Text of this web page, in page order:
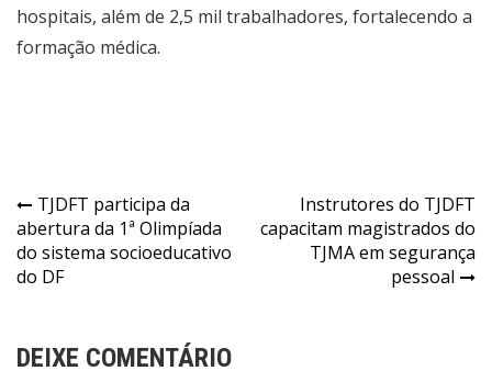
hospitais, além de 2,5 mil trabalhadores, fortalecendo a
formação médica.
Navegação
de
Post
TJDFT participa da
abertura da 1ª Olimpíada
do sistema socioeducativo
do DF
Instrutores do TJDFT
capacitam magistrados do
TJMA em segurança
pessoal
DEIXE COMENTÁRIO